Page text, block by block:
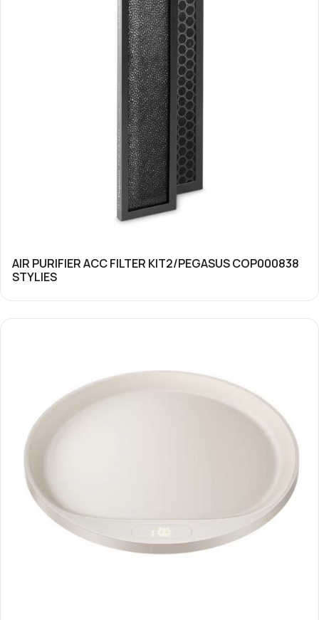
AIR PURIFIER ACC FILTER KIT2/PEGASUS COP000838
STYLIES